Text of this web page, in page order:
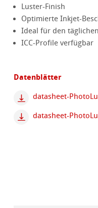
Luster-Finish
Optimierte Inkjet-
Ideal für den
ICC-Profile verfügbar
Datenblätter
datasheet-
datasheet-